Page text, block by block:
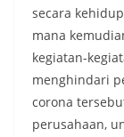
secara
mana
kegiatan-
menghindari
corona
perusahaan,